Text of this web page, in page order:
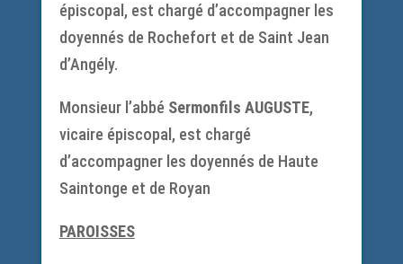
épiscopal, est chargé d’accompagner les
doyennés de Rochefort et de Saint Jean
d’Angély.
Monsieur l’abbé Sermonfils AUGUSTE,
vicaire épiscopal, est chargé
d’accompagner les doyennés de Haute
Saintonge et de Royan
PAROISSES